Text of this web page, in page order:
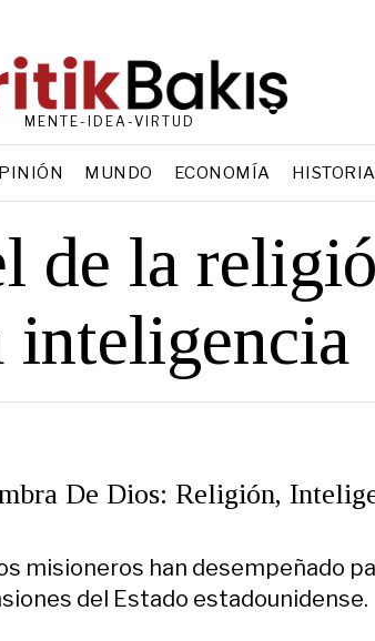
MENTE-IDEA-VIRTUD
MUNDO ECONOMÍA HISTORIA
de la
inteligencia
De Dios: Religión,
misioneros han desempeñado
del Estado estadounidense.